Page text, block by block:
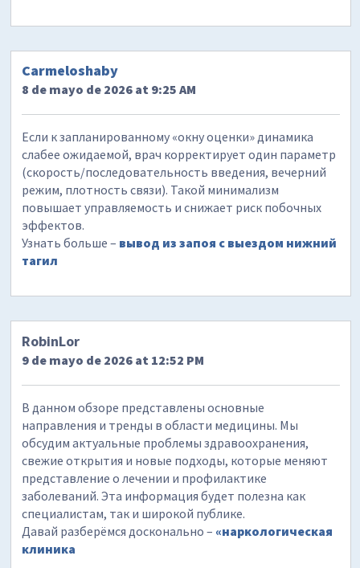
Carmeloshaby
8 de mayo de 2026 at 9:25 AM
Если к запланированному «окну оценки» динамика
слабее ожидаемой, врач корректирует один параметр
(скорость/последовательность введения, вечерний
режим, плотность связи). Такой минимализм
повышает управляемость и снижает риск побочных
эффектов.
Узнать больше – вывод из запоя с выездом нижний
тагил
RobinLor
9 de mayo de 2026 at 12:52 PM
В данном обзоре представлены основные
направления и тренды в области медицины. Мы
обсудим актуальные проблемы здравоохранения,
свежие открытия и новые подходы, которые меняют
представление о лечении и профилактике
заболеваний. Эта информация будет полезна как
специалистам, так и широкой публике.
Давай разберёмся досконально – «наркологическая
клиника